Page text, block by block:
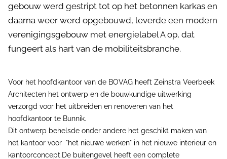
gebouw werd gestript tot op het betonnen karkas en
daarna weer werd opgebouwd, leverde een modern
verenigingsgebouw met energielabel A op, dat
fungeert als hart van de mobiliteitsbranche.
Voor het hoofdkantoor van de BOVAG heeft Zeinstra Veerbeek
Architecten het ontwerp en de bouwkundige uitwerking
verzorgd voor het uitbreiden en renoveren van het
hoofdkantoor te Bunnik.
Dit ontwerp behelsde onder andere het geschikt maken van
het kantoor voor "het nieuwe werken" in het nieuwe interieur en
kantoorconcept.De buitengevel heeft een complete